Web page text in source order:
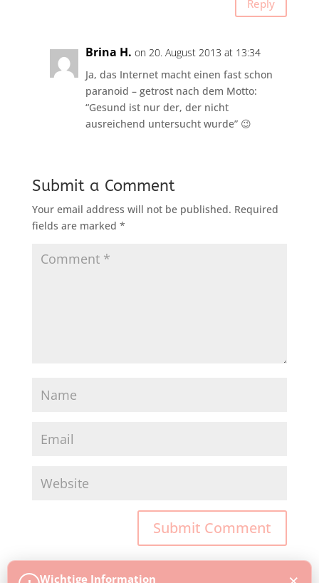
Reply
Brina H. on 20. August 2013 at 13:34
Ja, das Internet macht einen fast schon
paranoid – getrost nach dem Motto:
“Gesund ist nur der, der nicht
ausreichend untersucht wurde” 😉
Submit a Comment
Your email address will not be published. Required
fields are marked *
Wichtige Information